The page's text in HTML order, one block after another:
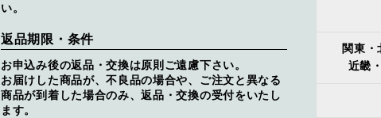
い。
返品期限・条件
お申込み後の返品・交換は原則ご遠慮下さい。
お届けした商品が、不良品の場合や、ご注文と異なる
商品が到着した場合のみ、返品・交換の受付をいたし
ます。
関東・
近畿